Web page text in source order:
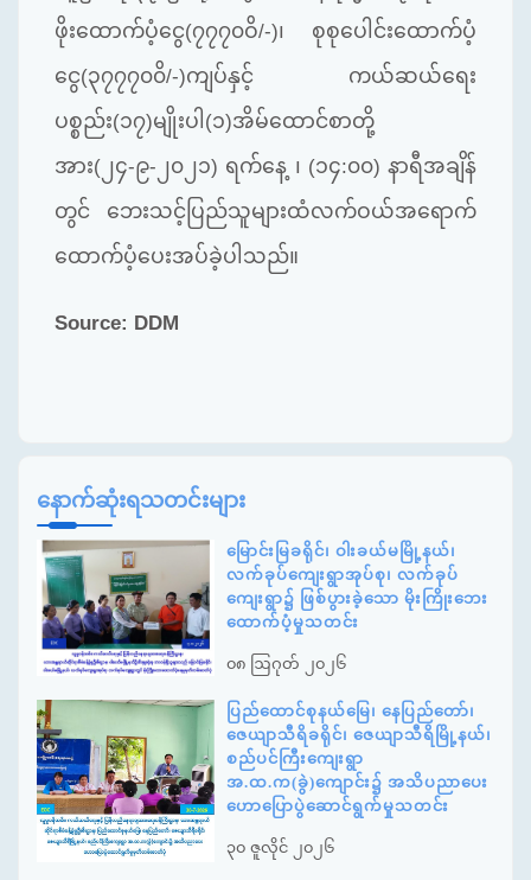
ဖိုးထောက်ပံ့​ငွေ(၇၇၇၀ဝိ/-)၊ စုစုပေါင်းထောက်ပံ့
ငွေ(၃၇၇၇၀၀ိ/-)ကျပ်နှင့် ကယ်ဆယ်ရေး
ပစ္စည်း(၁၇)မျိုးပါ(၁)အိမ်ထောင်စာတို့
အား(၂၄-၉-၂၀၂၁) ရက်နေ့ ၊ (၁၄:၀၀) နာရီအချိန်
တွင် ဘေးသင့်ပြည်သူများထံလက်ဝယ်အရောက်
ထောက်ပံ့ပေးအပ်ခဲ့ပါသည်။
Source: DDM
နောက်ဆုံးရသတင်းများ
မြောင်းမြခရိုင်၊ ဝါးခယ်မမြို့နယ်၊
လက်ခုပ်ကျေးရွာအုပ်စု၊ လက်ခုပ်
ကျေးရွာ၌ ဖြစ်ပွားခဲ့သော မိုးကြိုးဘေး
ထောက်ပံ့မှုသတင်း
၀၈ ဩဂုတ် ၂၀၂၆
ပြည်ထောင်စုနယ်မြေ၊ နေပြည်တော်၊
ဇေယျာသီရိခရိုင်၊ ဇေယျာသီရိမြို့နယ်၊
စည်ပင်ကြီးကျေးရွာ
အ.ထ.က(ခွဲ)ကျောင်း၌ အသိပညာပေး
ဟောပြောပွဲဆောင်ရွက်မှုသတင်း
၃၀ ဇူလိုင် ၂၀၂၆